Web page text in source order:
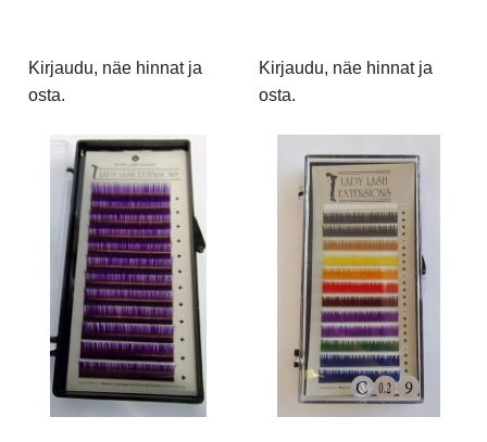
Kirjaudu, näe hinnat ja
osta.
Kirjaudu, näe hinnat ja
osta.